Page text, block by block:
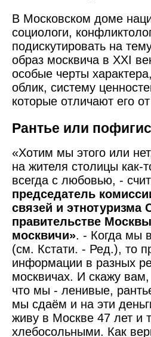
В Московском доме
социологи,
подискутировать на
образ москвича в XXI
особые черты
облик, систему
которые отличают его
Рантье или
«Хотим мы этого или
на жителя столицы как-
всегда с любовью, -
председатель
связей и этнотуризма
правительстве
москвичи». - Когда мы
(см. Кстати. - Ред.), то
информации в разных
москвичах. И скажу
что мы - ленивые,
мы сдаём и на эти
живу в Москве 47 лет и
хлебосольными. Как